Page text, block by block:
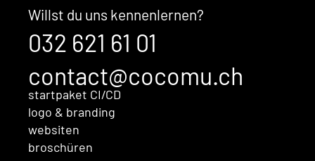
bevor Sales überhaupt im
Gespräch ist
Willst du uns kennenlernen?
032 621 61 01
contact@cocomu.ch
startpaket CI/CD
logo & branding
websiten
broschüren